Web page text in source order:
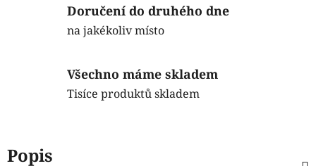
Doručení do druhého dne
na jakékoliv místo
Všechno máme skladem
Tisíce produktů skladem
Popis